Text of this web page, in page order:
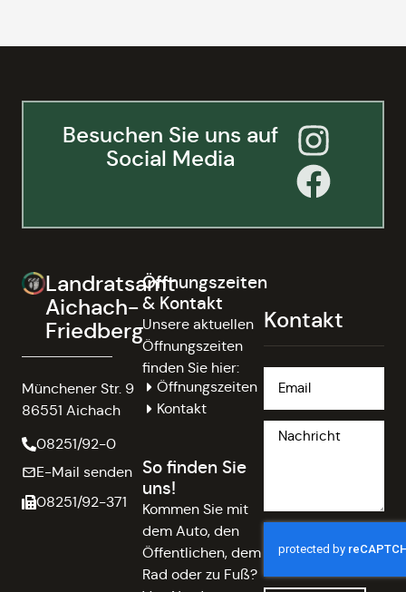
Besuchen Sie uns auf
Social Media
Landratsamt
Aichach-
Friedberg
Münchener Str. 9
86551 Aichach
08251/92-0
E-Mail senden
08251/92-371
Öffnungszeiten
& Kontakt
Unsere aktuellen
Öffnungszeiten
finden Sie hier:
Öffnungszeiten
Kontakt
So finden Sie
uns!
Kommen Sie mit
dem Auto, den
Öffentlichen, dem
Rad oder zu Fuß?
Kontakt